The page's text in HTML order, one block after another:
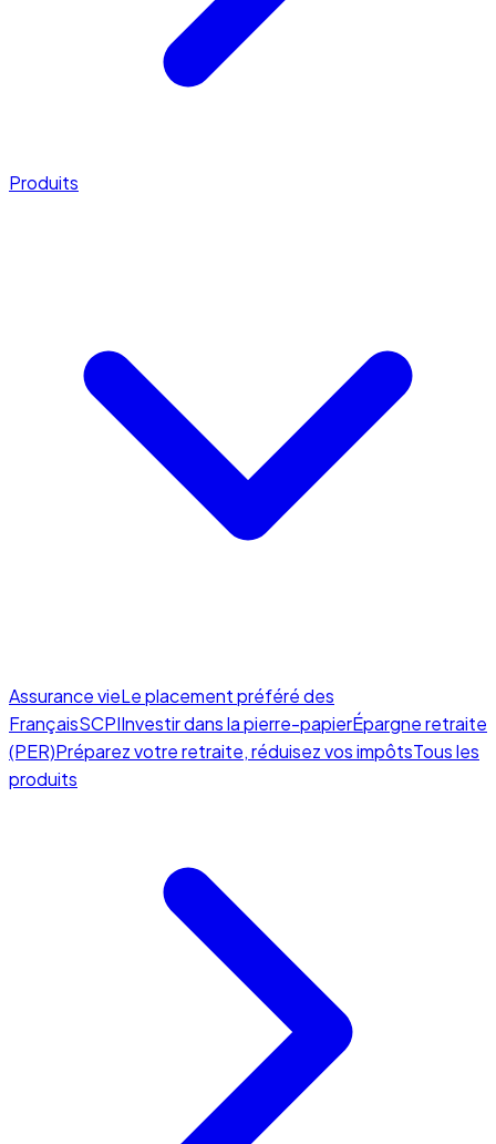
Produits
Assurance vieLe placement préféré des
FrançaisSCPIInvestir dans la pierre-papierÉpargne retraite
(PER)Préparez votre retraite, réduisez vos impôtsTous les
produits